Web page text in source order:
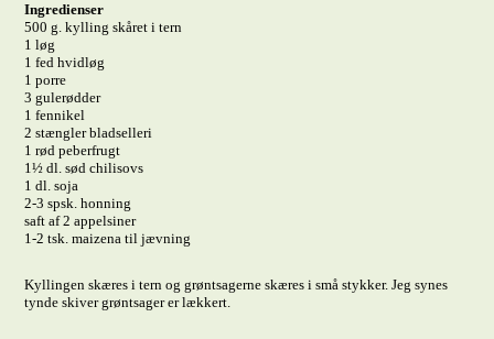
Ingredienser
500 g. kylling skåret i tern
1 løg
1 fed hvidløg
1 porre
3 gulerødder
1 fennikel
2 stængler bladselleri
1 rød peberfrugt
1½ dl. sød chilisovs
1 dl. soja
2-3 spsk. honning
saft af 2 appelsiner
1-2 tsk. maizena til jævning
Kyllingen skæres i tern og grøntsagerne skæres i små stykker. Jeg synes
tynde skiver grøntsager er lækkert.